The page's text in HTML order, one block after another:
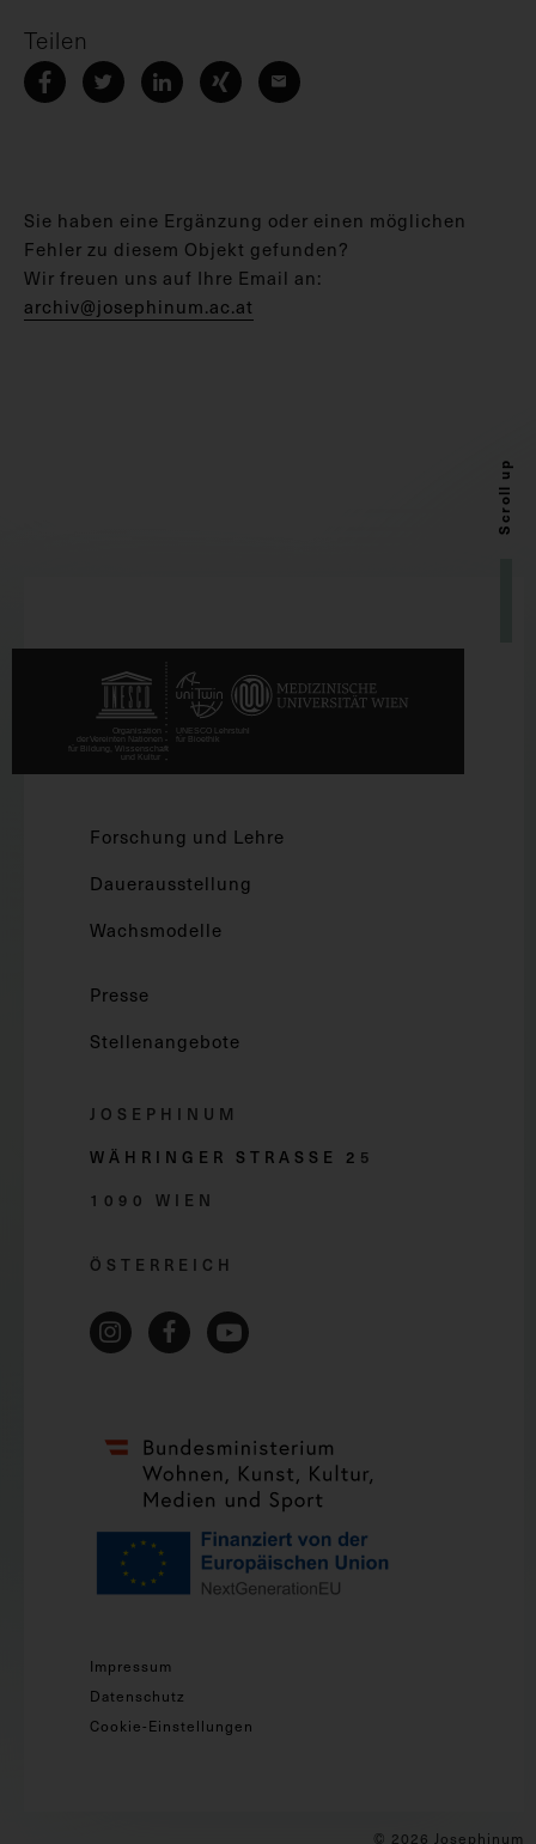
Teilen
Sie haben eine Ergänzung oder einen möglichen
Fehler zu diesem Objekt gefunden?
Wir freuen uns auf Ihre Email an:
archiv@josephinum.ac.at
Scroll up
Forschung und Lehre
Dauerausstellung
Wachsmodelle
Presse
Stellenangebote
JOSEPHINUM
WÄHRINGER STRASSE 2 5
1090 WIEN
ÖSTERREICH
Impressum
Datenschutz
Cookie-Einstellungen
© 2026 Josephinum